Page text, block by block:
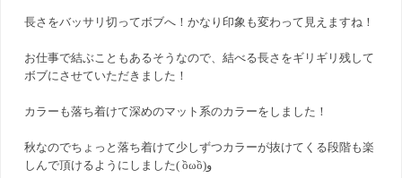
長さをバッサリ切ってボブへ！かなり印象も変わって見えますね！
お仕事で結ぶこともあるそうなので、結べる長さをギリギリ残して
ボブにさせていただきました！
カラーも落ち着けて深めのマット系のカラーをしました！
秋なのでちょっと落ち着けて少しずつカラーが抜けてくる段階も楽
しんで頂けるようにしました( ồωồ)و